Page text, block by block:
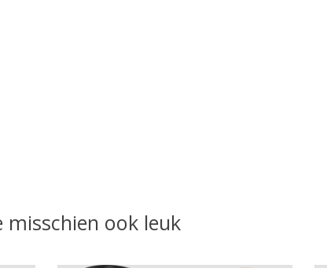
misschien ook leuk